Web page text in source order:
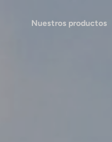
Nuestros productos